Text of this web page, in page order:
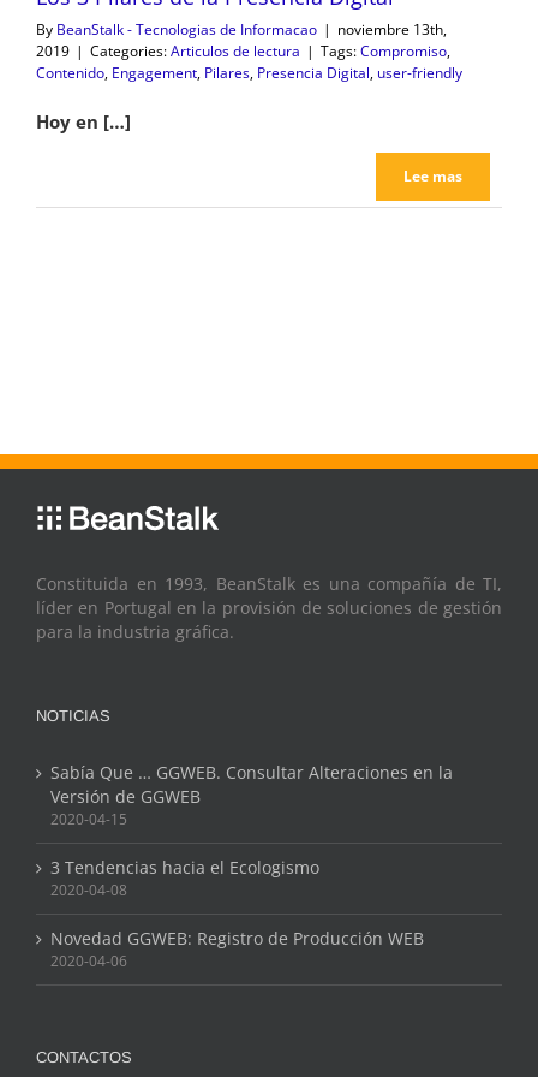
By BeanStalk - Tecnologias de Informacao | noviembre 13th,
2019 | Categories:Articulos de lectura | Tags:Compromiso,
Contenido, Engagement, Pilares, Presencia Digital, user-friendly
Hoy en […]
Lee mas
Constituida en 1993, BeanStalk es una compañía de TI,
líder en Portugal en la provisión de soluciones de gestión
para la industria gráfica.
NOTICIAS
Sabía Que … GGWEB. Consultar Alteraciones en la
Versión de GGWEB
2020-04-15
3 Tendencias hacia el Ecologismo
2020-04-08
Novedad GGWEB: Registro de Producción WEB
2020-04-06
CONTACTOS